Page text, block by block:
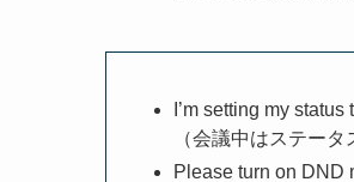
I’m setting my
（会議中はステー
Please turn on DND